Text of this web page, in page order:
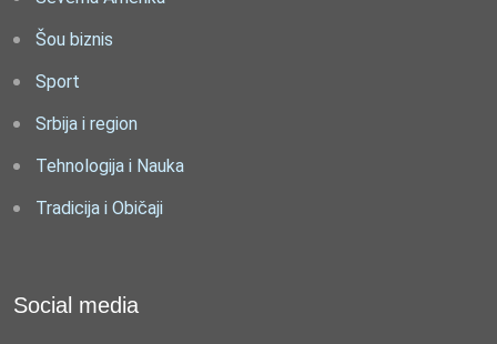
Šou biznis
Sport
Srbija i region
Tehnologija i Nauka
Tradicija i Običaji
Social media